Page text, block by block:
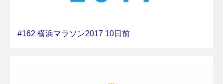
#162 横浜マラソン2017 10日前